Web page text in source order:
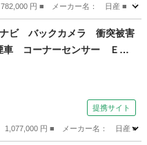
円 ■ メーカー名： 日産 ■ 車
ビ バックカメラ 衝突被害
車 コーナーセンサー ＥＴ
オートライト Ｂｌｕｅ
ＶＤ再生 （検8.11）
提携サイト
1,077,000 円 ■ メーカー名： 日産